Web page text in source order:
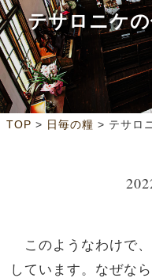
テサロニケ
TOP > 日毎の糧 >
このようなわけで
しています。なぜな